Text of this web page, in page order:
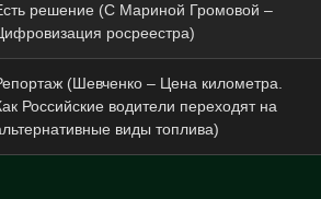
решение (С Мариной Громовой –
росреестра)
(Шевченко – Цена километра.
Российские водители переходят на
виды топлива)